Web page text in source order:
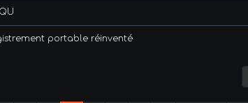
portable réinventé